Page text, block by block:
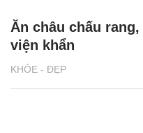
KHỎE - ĐẸP
Ăn châu chấu
viện khẩn